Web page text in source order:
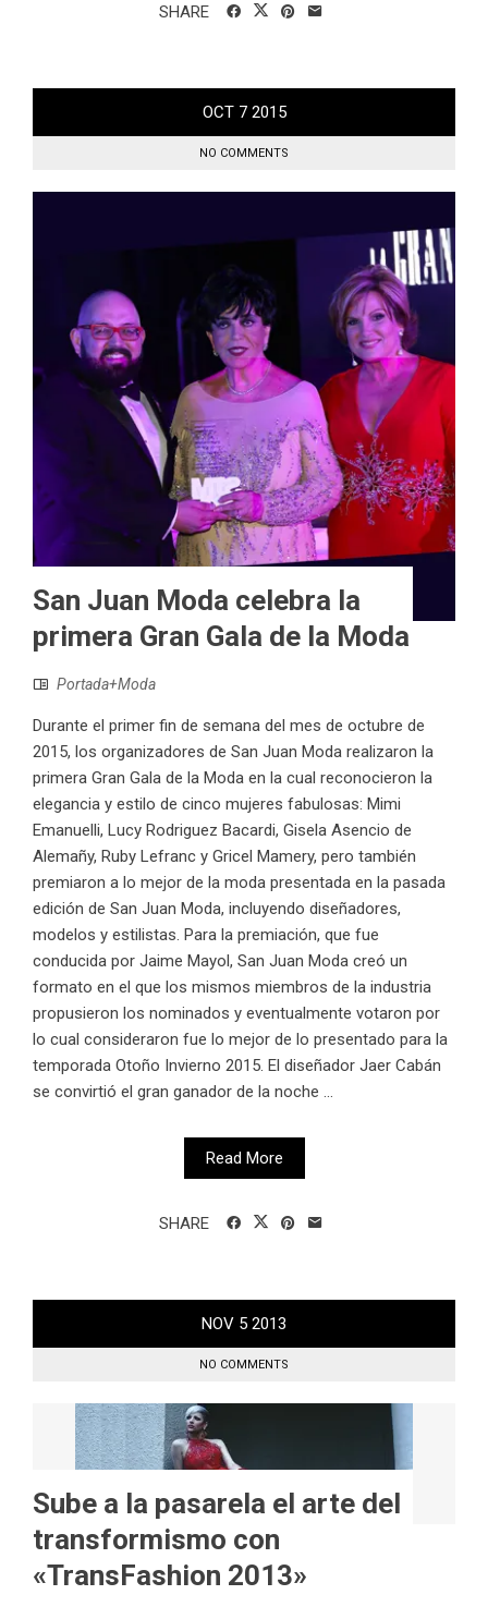
SHARE
OCT 7 2015
NO COMMENTS
San Juan Moda celebra la
primera Gran Gala de la Moda
Portada+Moda
Durante el primer fin de semana del mes de octubre de
2015, los organizadores de San Juan Moda realizaron la
primera Gran Gala de la Moda en la cual reconocieron la
elegancia y estilo de cinco mujeres fabulosas: Mimi
Emanuelli, Lucy Rodriguez Bacardi, Gisela Asencio de
Alemañy, Ruby Lefranc y Gricel Mamery, pero también
premiaron a lo mejor de la moda presentada en la pasada
edición de San Juan Moda, incluyendo diseñadores,
modelos y estilistas. Para la premiación, que fue
conducida por Jaime Mayol, San Juan Moda creó un
formato en el que los mismos miembros de la industria
propusieron los nominados y eventualmente votaron por
lo cual consideraron fue lo mejor de lo presentado para la
temporada Otoño Invierno 2015. El diseñador Jaer Cabán
se convirtió el gran ganador de la noche ...
Read More
SHARE
NOV 5 2013
NO COMMENTS
Sube a la pasarela el arte del
transformismo con
«TransFashion 2013»